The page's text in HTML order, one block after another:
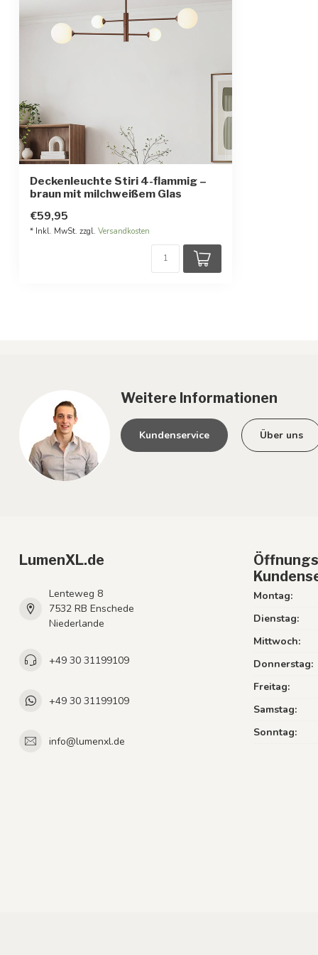
Deckenleuchte Stiri 4-flammig –
braun mit milchweißem Glas
€59,95
* Inkl. MwSt. zzgl. Versandkosten
Weitere Informationen
Kundenservice Über uns
LumenXL.de
Lenteweg 8
7532 RB Enschede
Niederlande
+49 30 31199109
+49 30 31199109
info@lumenxl.de
Montag:
Dienstag:
Mittwoch:
Donnerstag:
Freitag:
Samstag:
Sonntag: